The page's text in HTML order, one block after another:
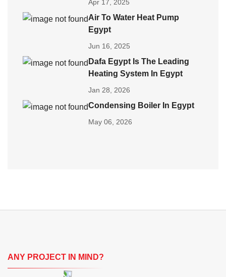
Apr 17, 2025
Air To Water Heat Pump
Egypt
Jun 16, 2025
Dafa Egypt Is The Leading
Heating System In Egypt
Jan 28, 2026
Condensing Boiler In Egypt
May 06, 2026
ANY PROJECT IN MIND?